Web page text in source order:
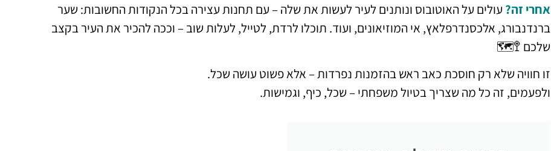
אחרי זה? עולים על האוטובוס ונותנים לעיר לעשות את שלה – עם תחנות עצירה בכל הנקודות החשובות: שער
ברנדנבורג, אלכסנדרפלאץ, אי המוזיאונים, ועוד. תוכלו לרדת, לטייל, לעלות שוב – וככה להכיר את העיר בקצב
שלכם 🚏🗺️
זו חוויה שלא רק חוסכת כאב ראש בהזמנות נפרדות – אלא פשוט עושה שכל.
ולפעמים, זה כל מה שצריך בטיול משפחתי – שכל, כיף, וגמישות.